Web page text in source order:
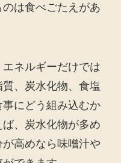
は食べごたえがあ
ネルギーだけでは
、炭水化物、食塩
にどう組み込むか
、炭水化物が多め
高めなら味噌汁や